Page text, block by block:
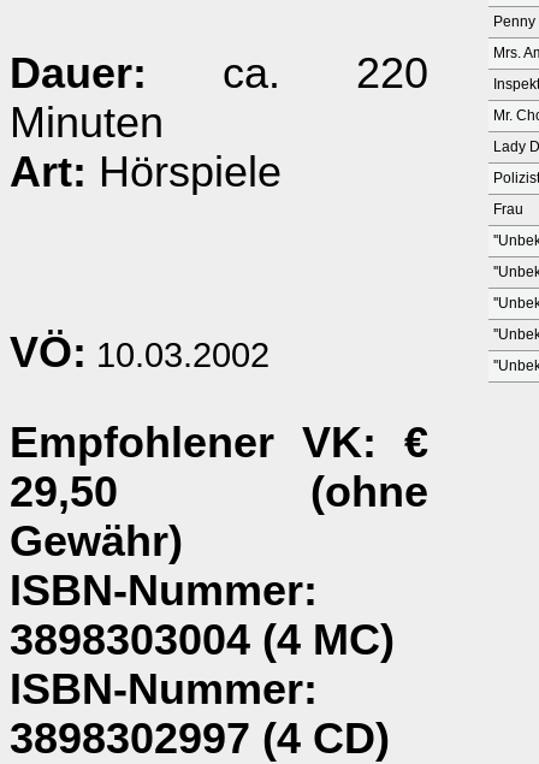
Dauer: ca. 220
Minuten
Art: Hörspiele
VÖ: 10.03.2002
Empfohlener VK: €
29,50 (ohne
Gewähr)
ISBN-Nummer:
3898303004 (4 MC)
ISBN-Nummer:
3898302997 (4 CD)
Mrs.
Mr.
Lady
Polizist
Frau